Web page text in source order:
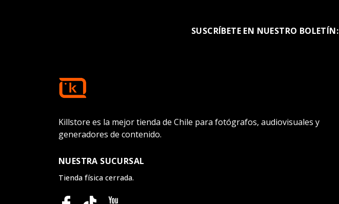
SUSCRÍBETE EN NUESTRO BOLETÍN:
Killstore es la mejor tienda de Chile para fotógrafos, audiovisuales y
generadores de contenido.
NUESTRA SUCURSAL
Tienda física cerrada.